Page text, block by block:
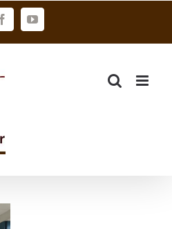
FacebookYouTube